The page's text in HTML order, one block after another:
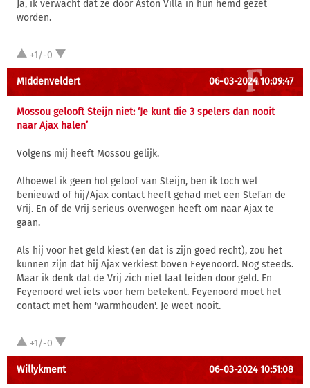
Ja, ik verwacht dat ze door Aston Villa in hun hemd gezet
worden.
+1/-0
MIddenveldert 06-03-2024 10:09:47
Mossou gelooft Steijn niet: ‘Je kunt die 3 spelers dan nooit
naar Ajax halen’
Volgens mij heeft Mossou gelijk.
Alhoewel ik geen hol geloof van Steijn, ben ik toch wel
benieuwd of hij/Ajax contact heeft gehad met een Stefan de
Vrij. En of de Vrij serieus overwogen heeft om naar Ajax te
gaan.
Als hij voor het geld kiest (en dat is zijn goed recht), zou het
kunnen zijn dat hij Ajax verkiest boven Feyenoord. Nog steeds.
Maar ik denk dat de Vrij zich niet laat leiden door geld. En
Feyenoord wel iets voor hem betekent. Feyenoord moet het
contact met hem 'warmhouden'. Je weet nooit.
+1/-0
Willykment 06-03-2024 10:51:08